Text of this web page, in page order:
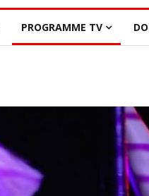
PROGRAMME TV